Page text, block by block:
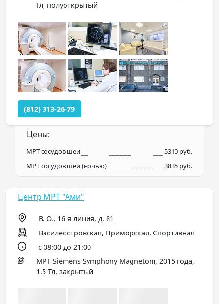
Тл, полуоткрытый
(812) 313-26-79
Цены:
МРТ сосудов шеи
5310 руб.
МРТ сосудов шеи (ночью)
3835 руб.
Центр МРТ "Ами"
В. О., 16-я линия, д. 81
Василеостровская, Приморская, Спортивная
с 08:00 до 21:00
МРТ Siemens Symphony Magnetom, 2015 года,
1.5 Тл, закрытый